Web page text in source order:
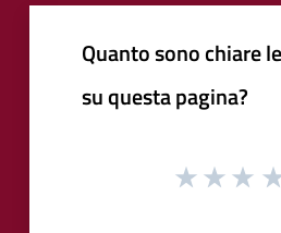
Quanto sono chiare
su questa pagina?